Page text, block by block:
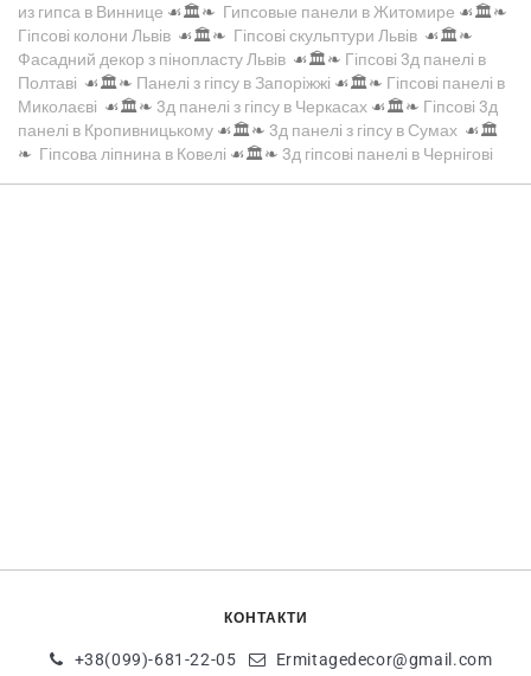
из гипса в Виннице ☙🏛️❧ Гипсовые панели в Житомире ☙🏛️❧
Гіпсові колони Львів ☙🏛️❧ Гіпсові скульптури Львів ☙🏛️❧
Фасадний декор з пінопласту Львів ☙🏛️❧ Гіпсові 3д панелі в
Полтаві ☙🏛️❧ Панелі з гіпсу в Запоріжжі ☙🏛️❧ Гіпсові панелі в
Миколаєві ☙🏛️❧ 3д панелі з гіпсу в Черкасах ☙🏛️❧ Гіпсові 3д
панелі в Кропивницькому ☙🏛️❧ 3д панелі з гіпсу в Сумах ☙🏛️
❧ Гіпсова ліпнина в Ковелі ☙🏛️❧ 3д гіпсові панелі в Чернігові
КОНТАКТИ
+38(099)-681-22-05 Ermitagedecor@gmail.com